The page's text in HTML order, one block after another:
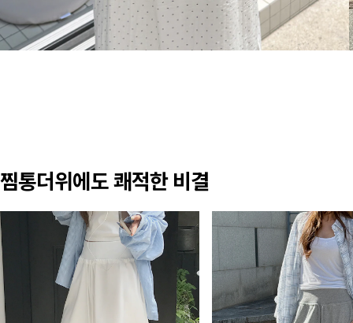
찜통더위에도 쾌적한 비결